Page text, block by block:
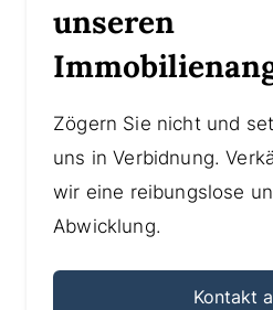
unseren
Zögern Sie nicht und
uns in Verbidnung.
wir eine reibungslose
Abwicklung.
Kontakt